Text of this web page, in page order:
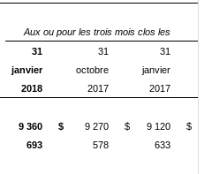
Aux ou pour les trois mois clos les
31
janvier
31
octobre
31
janvier
2018
2017
2017
9 360 $ 9 270 $ 9 120
$
693 578
633